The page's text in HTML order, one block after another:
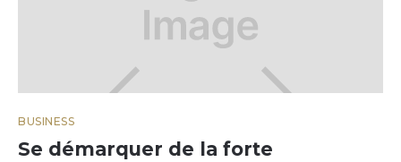
BUSINESS
Se démarquer de la forte